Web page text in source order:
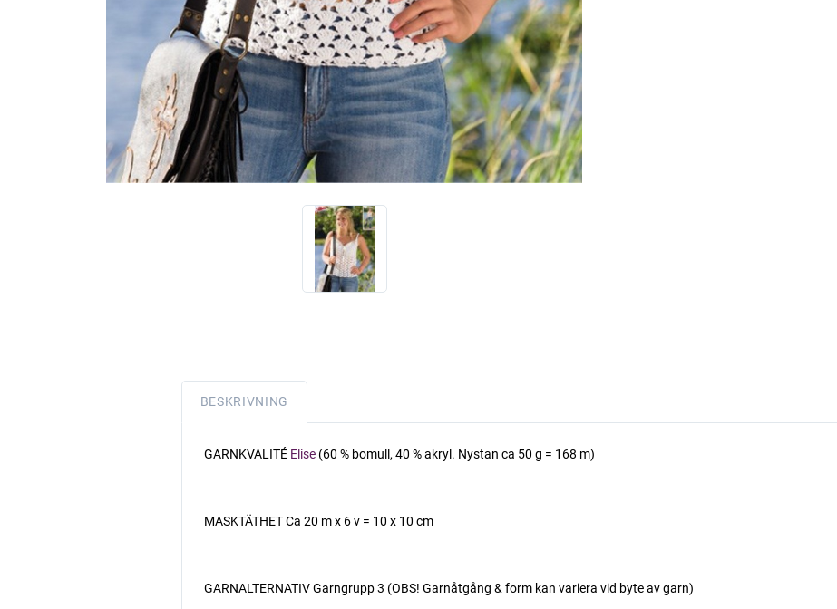
BESKRIVNING
GARNKVALITÉ Elise(60 % bomull, 40 % akryl. Nystan ca 50 g = 168 m)
MASKTÄTHET Ca 20 m x 6 v = 10 x 10 cm
GARNALTERNATIV Garngrupp 3 (OBS! Garnåtgång & form kan variera vid byte av garn)